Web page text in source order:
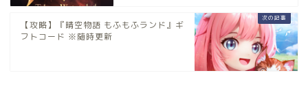
【攻略】『晴空物語 もふもふランド』ギ
フトコード ※随時更新